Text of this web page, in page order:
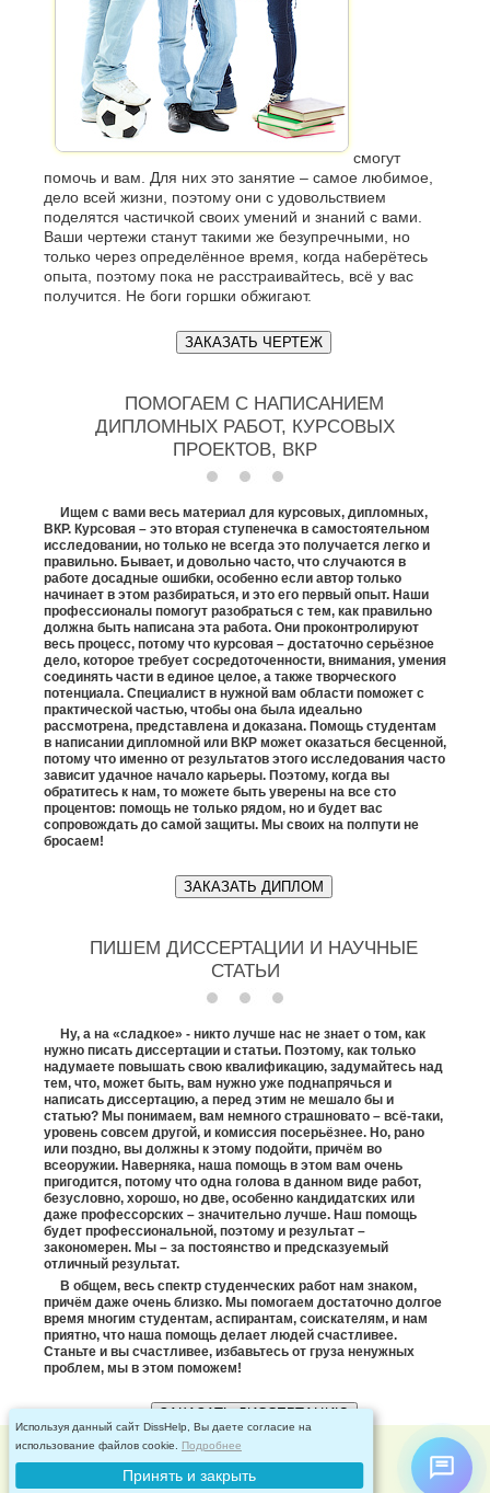
смогут
помочь и вам. Для них это занятие – самое любимое,
дело всей жизни, поэтому они с удовольствием
поделятся частичкой своих умений и знаний с вами.
Ваши чертежи станут такими же безупречными, но
только через определённое время, когда наберётесь
опыта, поэтому пока не расстраивайтесь, всё у вас
получится. Не боги горшки обжигают.
ЗАКАЗАТЬ ЧЕРТЕЖ
ПОМОГАЕМ С НАПИСАНИЕМ
ДИПЛОМНЫХ РАБОТ, КУРСОВЫХ
ПРОЕКТОВ, ВКР
Ищем с вами весь материал для курсовых, дипломных,
ВКР. Курсовая – это вторая ступенечка в самостоятельном
исследовании, но только не всегда это получается легко и
правильно. Бывает, и довольно часто, что случаются в
работе досадные ошибки, особенно если автор только
начинает в этом разбираться, и это его первый опыт. Наши
профессионалы помогут разобраться с тем, как правильно
должна быть написана эта работа. Они проконтролируют
весь процесс, потому что курсовая – достаточно серьёзное
дело, которое требует сосредоточенности, внимания, умения
соединять части в единое целое, а также творческого
потенциала. Специалист в нужной вам области поможет с
практической частью, чтобы она была идеально
рассмотрена, представлена и доказана. Помощь студентам
в написании дипломной или ВКР может оказаться бесценной,
потому что именно от результатов этого исследования часто
зависит удачное начало карьеры. Поэтому, когда вы
обратитесь к нам, то можете быть уверены на все сто
процентов: помощь не только рядом, но и будет вас
сопровождать до самой защиты. Мы своих на полпути не
бросаем!
ЗАКАЗАТЬ ДИПЛОМ
ПИШЕМ ДИССЕРТАЦИИ И НАУЧНЫЕ
СТАТЬИ
Ну, а на «сладкое» - никто лучше нас не знает о том, как
нужно писать диссертации и статьи. Поэтому, как только
надумаете повышать свою квалификацию, задумайтесь над
тем, что, может быть, вам нужно уже поднапрячься и
написать диссертацию, а перед этим не мешало бы и
статью? Мы понимаем, вам немного страшновато – всё-таки,
уровень совсем другой, и комиссия посерьёзнее. Но, рано
или поздно, вы должны к этому подойти, причём во
всеоружии. Наверняка, наша помощь в этом вам очень
пригодится, потому что одна голова в данном виде работ,
безусловно, хорошо, но две, особенно кандидатских или
даже профессорских – значительно лучше. Наш помощь
будет профессиональной, поэтому и результат –
закономерен. Мы – за постоянство и предсказуемый
отличный результат.
В общем, весь спектр студенческих работ нам знаком,
причём даже очень близко. Мы помогаем достаточно долгое
время многим студентам, аспирантам, соискателям, и нам
приятно, что наша помощь делает людей счастливее.
Станьте и вы счастливее, избавьтесь от груза ненужных
проблем, мы в этом поможем!
ЗАКАЗАТЬ ДИССЕРТАЦИЮ
Disshelp © 2026
политика обработки персональных данных
cookie и яндекс.метрика
Используя данный сайт DissHelp, Вы даете согласие на
использование файлов cookie. Подробнее
Принять и закрыть